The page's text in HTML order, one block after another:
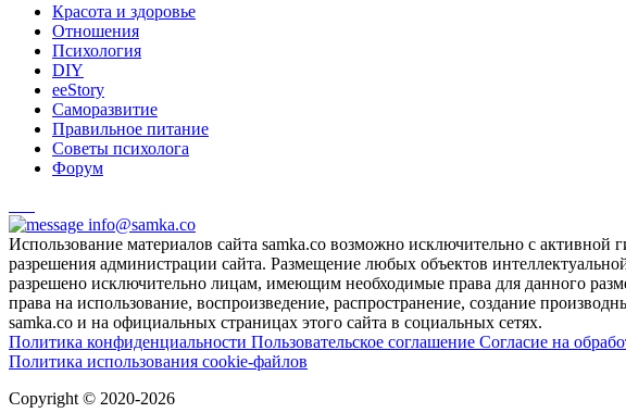
Красота и здоровье
Отношения
Психология
DIY
ееStory
Саморазвитие
Правильное питание
Советы психолога
Форум
info@samka.co
Использование материалов сайта samka.co возможно исключительно с
разрешения администрации сайта. Размещение любых объектов
разрешено исключительно лицам, имеющим необходимые права для данного
права на использование, воспроизведение, распространение, создание
samka.co и на официальных страницах этого сайта в социальных сетях.
Политика конфиденциальности Пользовательское соглашение Согласие на
Политика использования cookie-файлов
Copyright © 2020-2026